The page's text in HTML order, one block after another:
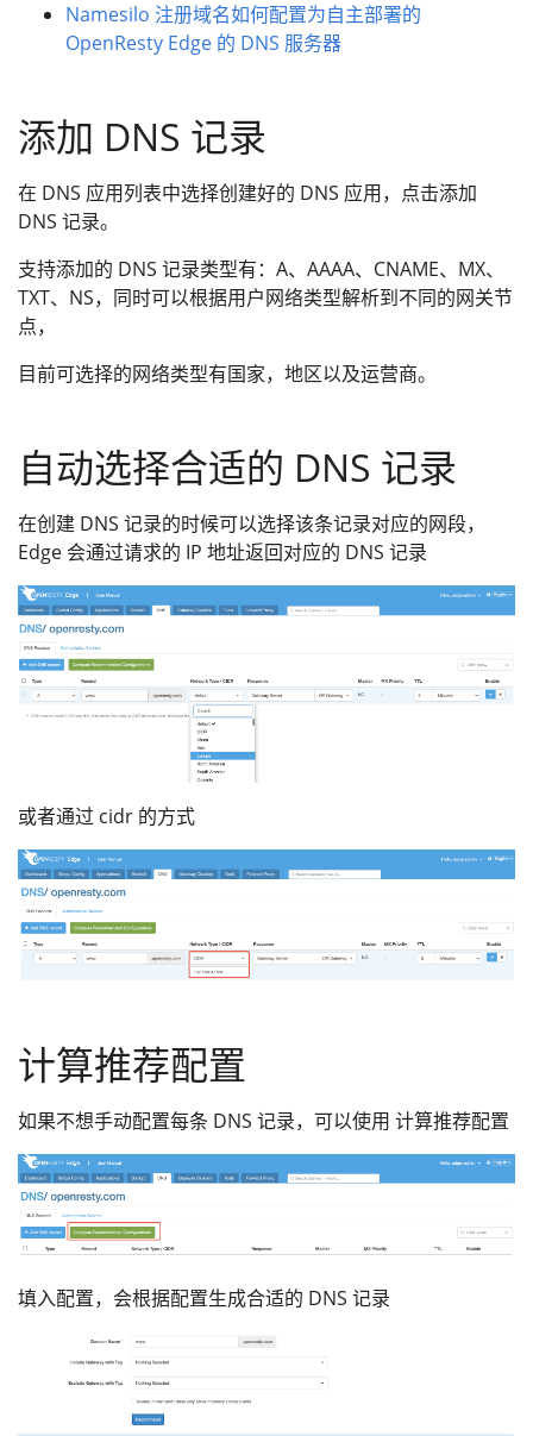
Namesilo 注册域名如何配置为自主部署的
OpenResty Edge 的 DNS 服务器
添加 DNS 记录
在 DNS 应用列表中选择创建好的 DNS 应用，点击添加
DNS 记录。
支持添加的 DNS 记录类型有：A、AAAA、CNAME、MX、
TXT、NS，同时可以根据用户网络类型解析到不同的网关节
点，
目前可选择的网络类型有国家，地区以及运营商。
自动选择合适的 DNS 记录
在创建 DNS 记录的时候可以选择该条记录对应的网段，
Edge 会通过请求的 IP 地址返回对应的 DNS 记录
或者通过 cidr 的方式
计算推荐配置
如果不想手动配置每条 DNS 记录，可以使用 计算推荐配置
填入配置，会根据配置生成合适的 DNS 记录